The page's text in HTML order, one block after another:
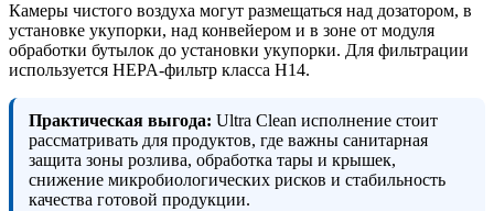
Камеры чистого воздуха могут размещаться над дозатором, в
установке укупорки, над конвейером и в зоне от модуля
обработки бутылок до установки укупорки. Для фильтрации
используется HEPA-фильтр класса H14.
Практическая выгода: Ultra Clean исполнение стоит
рассматривать для продуктов, где важны санитарная
защита зоны розлива, обработка тары и крышек,
снижение микробиологических рисков и стабильность
качества готовой продукции.